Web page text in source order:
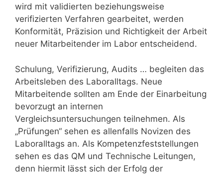
wird mit validierten beziehungsweise
verifizierten Verfahren gearbeitet, werden
Konformität, Präzision und Richtigkeit der Arbeit
neuer Mitarbeitender im Labor entscheidend.
Schulung, Verifizierung, Audits … begleiten das
Arbeitsleben des Laboralltags. Neue
Mitarbeitende sollten am Ende der Einarbeitung
bevorzugt an internen
Vergleichsuntersuchungen teilnehmen. Als
„Prüfungen“ sehen es allenfalls Novizen des
Laboralltags an. Als Kompetenzfeststellungen
sehen es das QM und Technische Leitungen,
denn hiermit lässt sich der Erfolg der